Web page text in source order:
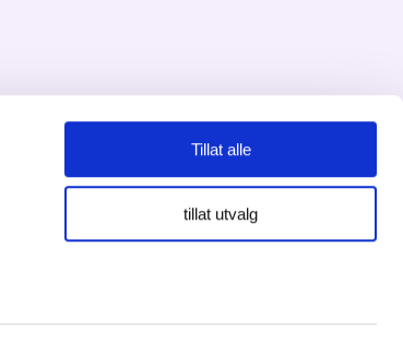
Tillat alle
tillat utvalg
Personvernserklæring